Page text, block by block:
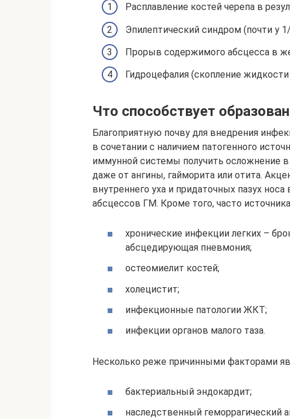
Расплавление костей черепа в
Эпилептический синдром (почти у
Прорыв содержимого абсцесса в
Гидроцефалия (скопление жидкости
Что способствует
Благоприятную почву для внедрения
в сочетании с наличием патогенного
иммунной системы получить осложнение
даже от ангины, гайморита или отита.
внутреннего уха и придаточных пазух
абсцессов ГМ. Кроме того, часто
хронические инфекции легких –
абсцедирующая пневмония;
остеомиелит костей;
холецистит;
инфекционные патологии ЖКТ;
инфекции органов малого таза.
Несколько реже причинными факторами
бактериальный эндокардит;
наследственный геморрагический